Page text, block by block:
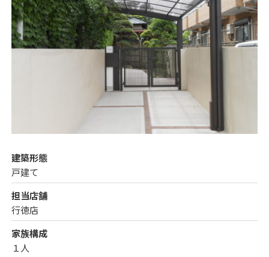
建築形態
戸建て
担当店舗
行徳店
家族構成
１人